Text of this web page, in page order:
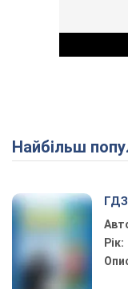
Найбільш
ГДЗ
Рік: